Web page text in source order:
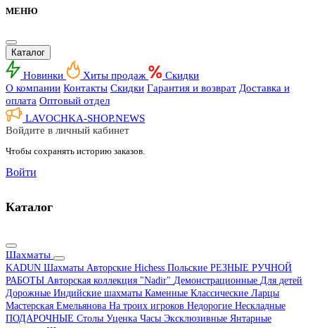
МЕНЮ
Каталог
Новинки Хиты продаж
Скидки
О компании Контакты Скидки Гарантия и возврат Доставка и
оплата Оптовый отдел
LAVOCHKA-SHOP.NEWS
Войдите в личный кабинет
Чтобы сохранять историю заказов.
Войти
Каталог
Шахматы
KADUN Шахматы Авторские Hichess Польские РЕЗНЫЕ РУЧНОЙ
РАБОТЫ Авторская коллекция "Nadir" Демонстрационные Для детей
Дорожные Индийские шахматы Каменные Классические Ларцы
Мастерская Емельянова На троих игроков Недорогие Нескладные
ПОДАРОЧНЫЕ Столы Уценка Часы Эксклюзивные Янтарные